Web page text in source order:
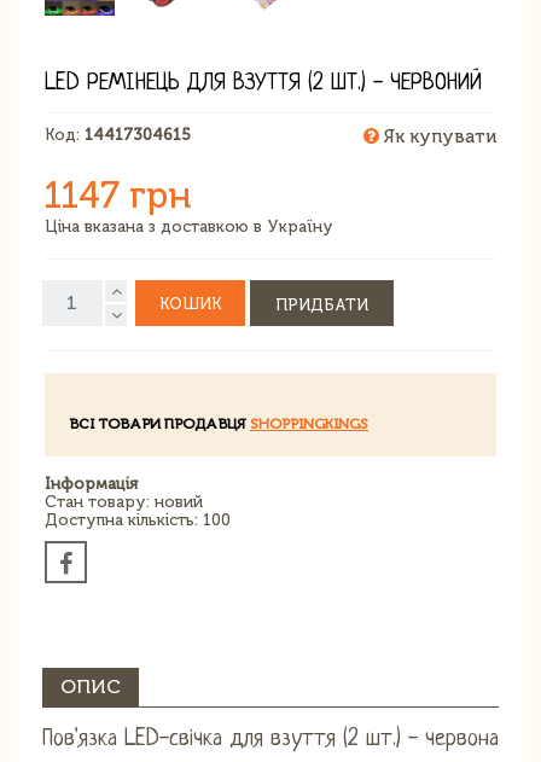
LED РЕМІНЕЦЬ ДЛЯ ВЗУТТЯ (2 ШТ.) - ЧЕРВОНИЙ
Код: 14417304615 Як купувати
1147 грн
Ціна вказана з доставкою в Україну
КОШИК ПРИДБАТИ
ВСІ ТОВАРИ ПРОДАВЦЯ SHOPPINGKINGS
Інформація
Стан товару: новий
Доступна кількість: 100
ОПИС
Пов'язка LED-свічка для взуття (2 шт.) - червона